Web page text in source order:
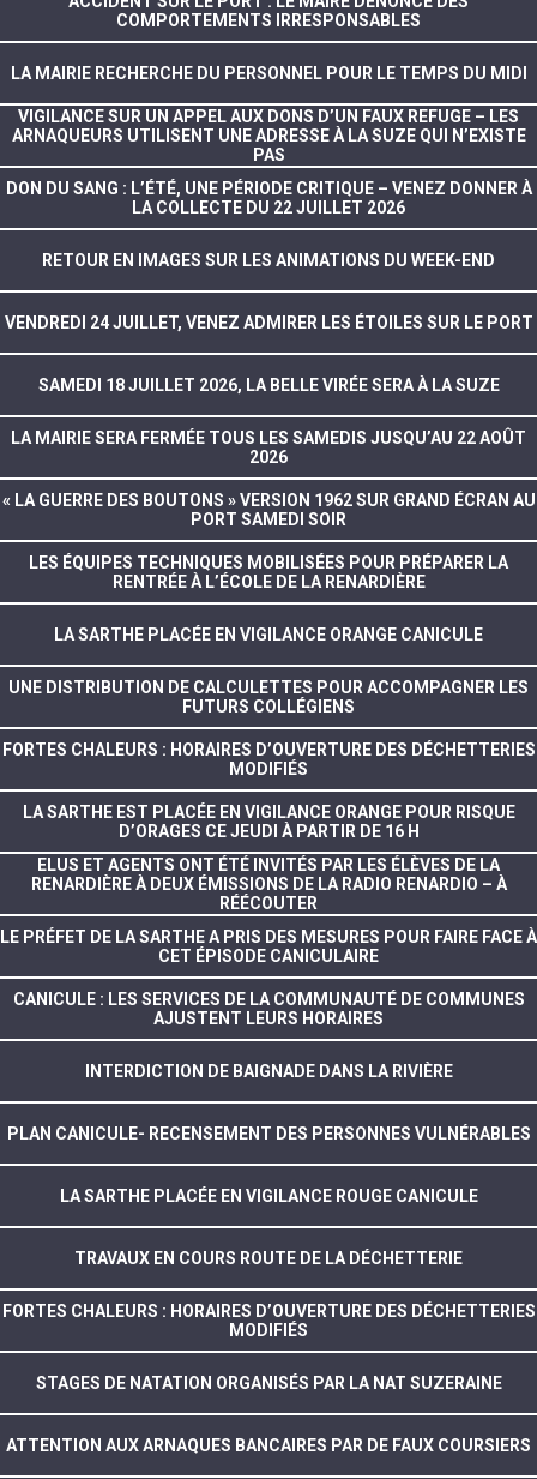
COMPORTEMENTS IRRESPONSABLES
LA MAIRIE RECHERCHE DU PERSONNEL POUR LE TEMPS DU MIDI
VIGILANCE SUR UN APPEL AUX DONS D’UN FAUX REFUGE – LES
ARNAQUEURS UTILISENT UNE ADRESSE À LA SUZE QUI N’EXISTE
PAS
DON DU SANG : L’ÉTÉ, UNE PÉRIODE CRITIQUE – VENEZ DONNER À
LA COLLECTE DU 22 JUILLET 2026
RETOUR EN IMAGES SUR LES ANIMATIONS DU WEEK-END
VENDREDI 24 JUILLET, VENEZ ADMIRER LES ÉTOILES SUR LE PORT
SAMEDI 18 JUILLET 2026, LA BELLE VIRÉE SERA À LA SUZE
LA MAIRIE SERA FERMÉE TOUS LES SAMEDIS JUSQU’AU 22 AOÛT
2026
« LA GUERRE DES BOUTONS » VERSION 1962 SUR GRAND ÉCRAN AU
PORT SAMEDI SOIR
LES ÉQUIPES TECHNIQUES MOBILISÉES POUR PRÉPARER LA
RENTRÉE À L’ÉCOLE DE LA RENARDIÈRE
LA SARTHE PLACÉE EN VIGILANCE ORANGE CANICULE
UNE DISTRIBUTION DE CALCULETTES POUR ACCOMPAGNER LES
FUTURS COLLÉGIENS
FORTES CHALEURS : HORAIRES D’OUVERTURE DES DÉCHETTERIES
MODIFIÉS
LA SARTHE EST PLACÉE EN VIGILANCE ORANGE POUR RISQUE
D’ORAGES CE JEUDI À PARTIR DE 16 H
ELUS ET AGENTS ONT ÉTÉ INVITÉS PAR LES ÉLÈVES DE LA
RENARDIÈRE À DEUX ÉMISSIONS DE LA RADIO RENARDIO – À
RÉÉCOUTER
LE PRÉFET DE LA SARTHE A PRIS DES MESURES POUR FAIRE FACE À
CET ÉPISODE CANICULAIRE
CANICULE : LES SERVICES DE LA COMMUNAUTÉ DE COMMUNES
AJUSTENT LEURS HORAIRES
INTERDICTION DE BAIGNADE DANS LA RIVIÈRE
PLAN CANICULE- RECENSEMENT DES PERSONNES VULNÉRABLES
LA SARTHE PLACÉE EN VIGILANCE ROUGE CANICULE
TRAVAUX EN COURS ROUTE DE LA DÉCHETTERIE
FORTES CHALEURS : HORAIRES D’OUVERTURE DES DÉCHETTERIES
MODIFIÉS
STAGES DE NATATION ORGANISÉS PAR LA NAT SUZERAINE
ATTENTION AUX ARNAQUES BANCAIRES PAR DE FAUX COURSIERS